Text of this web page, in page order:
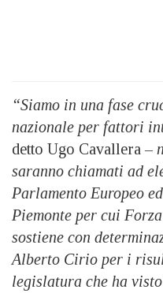
“Siamo in una fase
nazionale per fattori
detto Ugo Cavallera–
saranno chiamati ad
Parlamento Europeo
Piemonte per cui
sostiene con
Alberto Cirio per i
legislatura che ha